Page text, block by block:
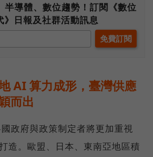
半導體、數位趨勢！訂閱《數位
》日報及社群活動訊息
AI 算力成形，臺灣供應
而出
政府與政策制定者將更加重視
造。歐盟、日本、東南亞地區積